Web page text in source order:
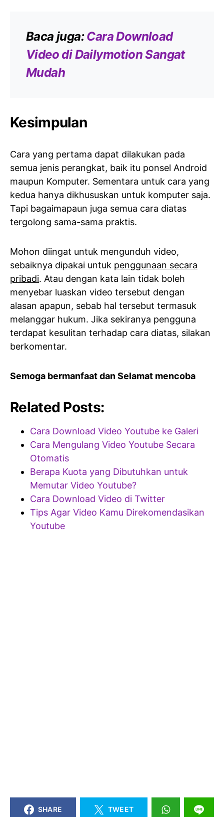
Baca juga:Cara Download
Video di Dailymotion Sangat
Mudah
Kesimpulan
Cara yang pertama dapat dilakukan pada
semua jenis perangkat, baik itu ponsel Android
maupun Komputer. Sementara untuk cara yang
kedua hanya dikhususkan untuk komputer saja.
Tapi bagaimapaun juga semua cara diatas
tergolong sama-sama praktis.
Mohon diingat untuk mengunduh video,
sebaiknya dipakai untuk penggunaan secara
pribadi. Atau dengan kata lain tidak boleh
menyebar luaskan video tersebut dengan
alasan apapun, sebab hal tersebut termasuk
melanggar hukum. Jika sekiranya pengguna
terdapat kesulitan terhadap cara diatas, silakan
berkomentar.
Semoga bermanfaat dan Selamat mencoba
Related Posts:
Cara Download Video Youtube ke Galeri
Cara Mengulang Video Youtube Secara
Otomatis
Berapa Kuota yang Dibutuhkan untuk
Memutar Video Youtube?
Cara Download Video di Twitter
Tips Agar Video Kamu Direkomendasikan
Youtube
SHARE TWEET